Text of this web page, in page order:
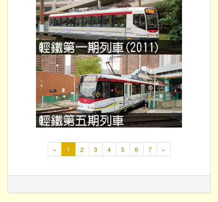
« 1
頁
2 3 4 5 6 7 »